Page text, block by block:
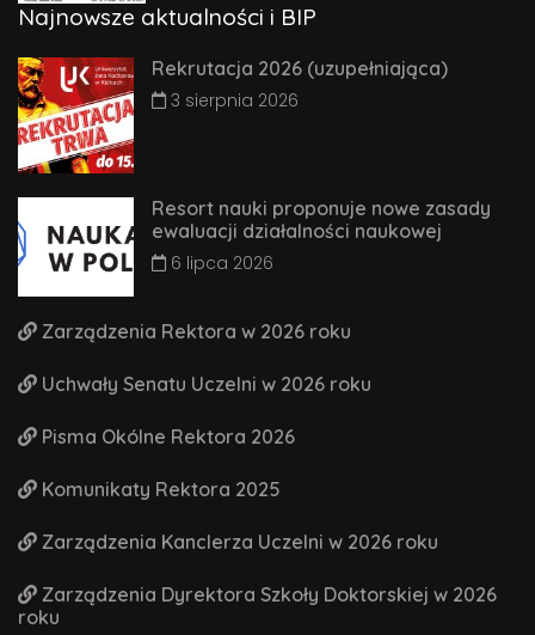
Najnowsze aktualności i BIP
Rekrutacja 2026 (uzupełniająca)
3 sierpnia 2026
Resort nauki proponuje nowe zasady
ewaluacji działalności naukowej
6 lipca 2026
Zarządzenia Rektora w 2026 roku
Uchwały Senatu Uczelni w 2026 roku
Pisma Okólne Rektora 2026
Komunikaty Rektora 2025
Zarządzenia Kanclerza Uczelni w 2026 roku
Zarządzenia Dyrektora Szkoły Doktorskiej w 2026
roku